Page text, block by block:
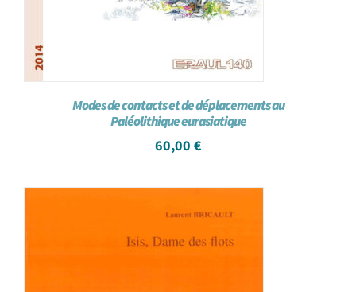
Modes de contacts et de déplacements au
Paléolithique eurasiatique
60,00 €